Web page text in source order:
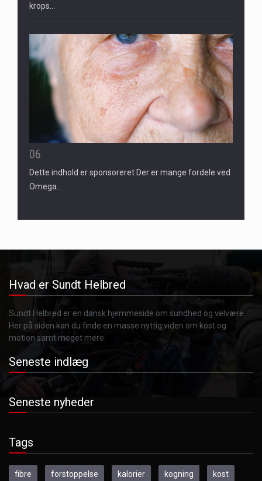
krops…
06
Dette indhold er sponsoreret Der er mange fordele ved
Omega…
Hvad er Sundt Helbred
Sundt Helbred er en dansk hjemmeside om sundhed og velvære.
Her på siden kan du finde en masse nyttig viden om kost og
motion samt meget mere.
Seneste indlæg
Seneste nyheder
Tags
fibre forstoppelse kalorier kogning kost